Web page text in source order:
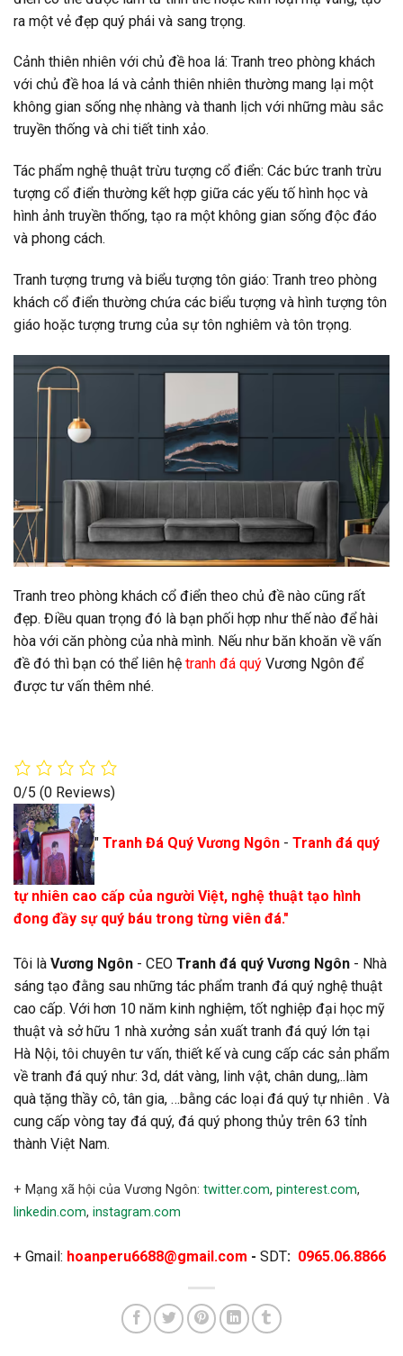
ra một vẻ đẹp quý phái và sang trọng.
Cảnh thiên nhiên với chủ đề hoa lá: Tranh treo phòng khách
với chủ đề hoa lá và cảnh thiên nhiên thường mang lại một
không gian sống nhẹ nhàng và thanh lịch với những màu sắc
truyền thống và chi tiết tinh xảo.
Tác phẩm nghệ thuật trừu tượng cổ điển: Các bức tranh trừu
tượng cổ điển thường kết hợp giữa các yếu tố hình học và
hình ảnh truyền thống, tạo ra một không gian sống độc đáo
và phong cách.
Tranh tượng trưng và biểu tượng tôn giáo: Tranh treo phòng
khách cổ điển thường chứa các biểu tượng và hình tượng tôn
giáo hoặc tượng trưng của sự tôn nghiêm và tôn trọng.
Tranh treo phòng khách cổ điển theo chủ đề nào cũng rất
đẹp. Điều quan trọng đó là bạn phối hợp như thế nào để hài
hòa với căn phòng của nhà mình. Nếu như băn khoăn về vấn
đề đó thì bạn có thể liên hệ tranh đá quý Vương Ngôn để
được tư vấn thêm nhé.
0/5 (0 Reviews)
" Tranh Đá Quý Vương Ngôn - Tranh đá quý
tự nhiên cao cấp của người Việt, nghệ thuật tạo hình
đong đầy sự quý báu trong từng viên đá."
Tôi là Vương Ngôn - CEO Tranh đá quý Vương Ngôn - Nhà
sáng tạo đằng sau những tác phẩm tranh đá quý nghệ thuật
cao cấp. Với hơn 10 năm kinh nghiệm, tốt nghiệp đại học mỹ
thuật và sở hữu 1 nhà xưởng sản xuất tranh đá quý lớn tại
Hà Nội, tôi chuyên tư vấn, thiết kế và cung cấp các sản phẩm
về tranh đá quý như: 3d, dát vàng, linh vật, chân dung,..làm
quà tặng thầy cô, tân gia, …bằng các loại đá quý tự nhiên . Và
cung cấp vòng tay đá quý, đá quý phong thủy trên 63 tỉnh
thành Việt Nam.
+ Mạng xã hội của Vương Ngôn: twitter.com, pinterest.com,
linkedin.com, instagram.com
+ Gmail: hoanperu6688@gmail.com - SDT: 0965.06.8866